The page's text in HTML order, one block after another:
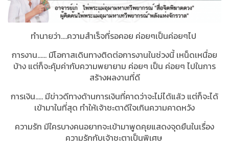
ทำนายว่า....ความสำเร็จที่รอคอย ค่อยๆเป็นค่อยๆไป
การงาน...... มีโอกาสเดินทางติดต่อการงานในช่วงนี้ เหน็ดเหนื่อย
บ้าง แต่ก็จะคุ้มค่ากับความพยายาม ค่อยๆ เป็น ค่อยๆ ไปในการ
สร้างผลงานที่ดี
การเงิน..... มีข่าวดีทางด้านการเงินที่คาดว่าจะไม่ได้แล้ว แต่ก็จะได้
เข้ามาในที่สุด ทำให้เจ้าชะตาดีใจเกินความคาดหวัง
ความรัก มีใครบางคนอยากจะเข้ามาพูดคุยแสดงจุดยืนในเรื่อง
ความรักกับเจ้าชะตาเป็นพิเศษ